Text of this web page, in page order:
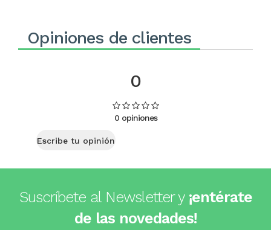
Opiniones de clientes
0
0 opiniones
Escribe tu opinión
Suscríbete al Newsletter y ¡entérate
de las novedades!